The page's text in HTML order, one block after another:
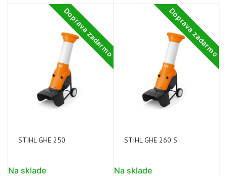
Doprava zadarmo
STIHL GHE 250
Na sklade
Doprava zadarmo
STIHL GHE 260 S
Na sklade